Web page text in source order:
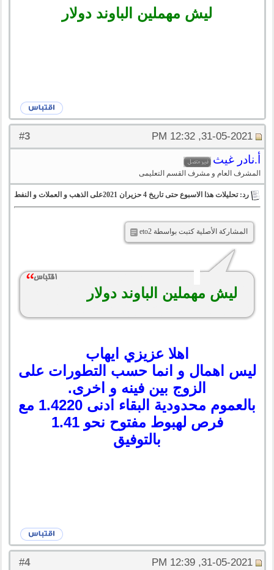
ليش مهملين الباوند دولار
#
3 31-05-2021, 12:32 PM
أ.نادر غيث
المشرف العام و مشرف القسم التعليمى
رد: تحليلات هذا الاسبوع حتى تاريخ 4 حزيران 2021على الذهب و العملات و النفط
المشاركة الأصلية كتبت بواسطة eto2
ليش مهملين الباوند دولار
اهلا عزيزي ايهاب
ليس اهمال و انما حسب التطورات على
الزوج بين فينه و اخرى.
بالعموم محدودية البقاء ادنى 1.4220 مع
فرص لهبوط مفتوح نحو 1.41
بالتوفيق
#
4 31-05-2021, 12:39 PM